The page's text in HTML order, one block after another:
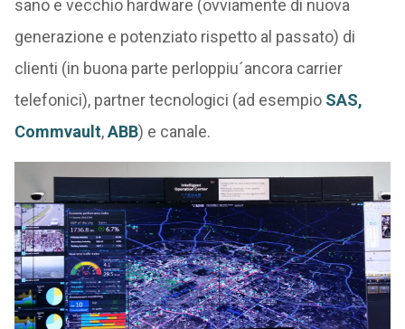
sano e vecchio hardware (ovviamente di nuova
generazione e potenziato rispetto al passato) di
clienti (in buona parte perloppiu´ancora carrier
telefonici), partner tecnologici (ad esempio SAS,
Commvault,ABB) e canale.